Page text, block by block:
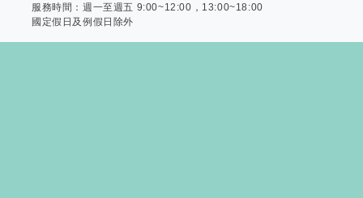
服務時間：週一至週五 9:00~12:00，13:00~18:00
國定假日及例假日除外